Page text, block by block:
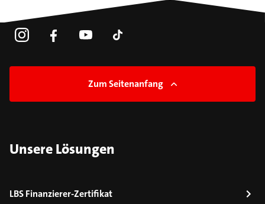
Zum Seitenanfang
Unsere Lösungen
LBS Finanzierer-Zertifikat